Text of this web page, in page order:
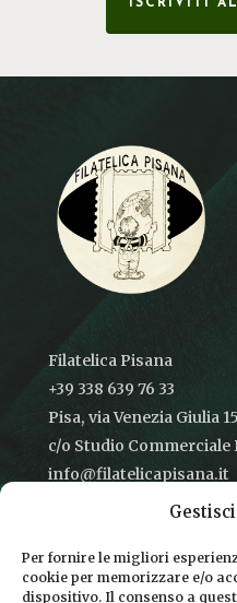
Per fornire le migliori
cookie per memorizzare e/o
dispositivo. Il consenso a
ISCRIVITI
Filatelica Pisana
+39 338 639 76 33
Pisa, via Venezia Giulia 15
c/o Studio Commerciale
info@filatelicapisana.it
CONDIZIONI DI